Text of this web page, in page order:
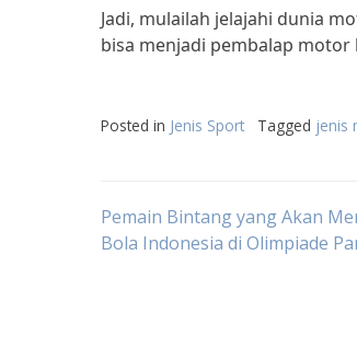
Jadi, mulailah jelajahi dunia
bisa menjadi pembalap motor
Posted in Jenis Sport Tagged jenis
Post
Pemain Bintang yang Akan
Bola Indonesia di Olimpiade